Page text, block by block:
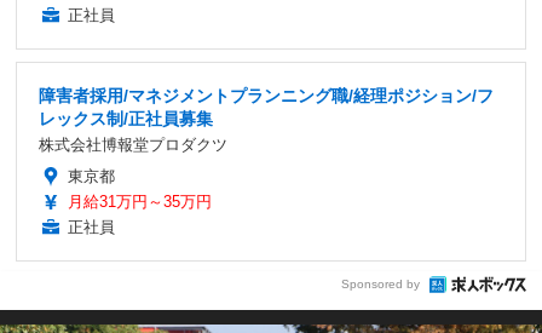
正社員
障害者採用/マネジメントプランニング職/経理ポジション/フ
レックス制/正社員募集
株式会社博報堂プロダクツ
東京都
月給31万円～35万円
正社員
Sponsored by